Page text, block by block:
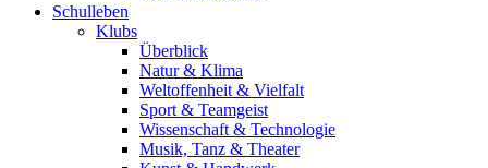
Schulleben
Klubs
Überblick
Natur & Klima
Weltoffenheit & Vielfalt
Sport & Teamgeist
Wissenschaft & Technologie
Musik, Tanz & Theater